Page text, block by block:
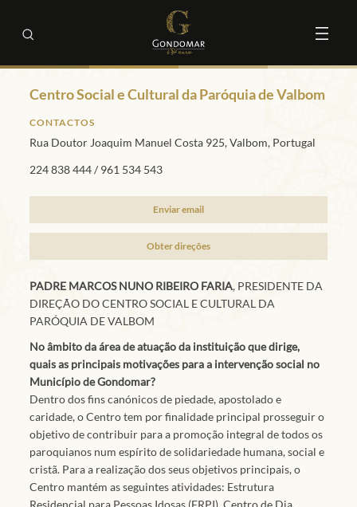
Centro Social e Cultural da Paróquia de Valbom
CONTACTOS
Rua Doutor Joaquim Manuel Costa 925, Valbom, Portugal
224 838 444/ 961 534 543
Enviar email
Obter direções
PADRE MARCOS NUNO RIBEIRO FARIA, PRESIDENTE DA
DIREÇÃO DO CENTRO SOCIAL E CULTURAL DA
PARÓQUIA DE VALBOM
No âmbito da área de atuação da instituição que dirige,
quais as principais motivações para a intervenção social no
Município de Gondomar?
Dentro dos fins canónicos de piedade, apostolado e
caridade, o Centro tem por finalidade principal prosseguir o
objetivo de contribuir para a promoção integral de todos os
paroquianos num espírito de solidariedade humana, social e
cristã. Para a realização dos seus objetivos principais, o
Centro mantém as seguintes atividades: Estrutura
Residencial para Pessoas Idosas (ERPI), Centro de Dia,